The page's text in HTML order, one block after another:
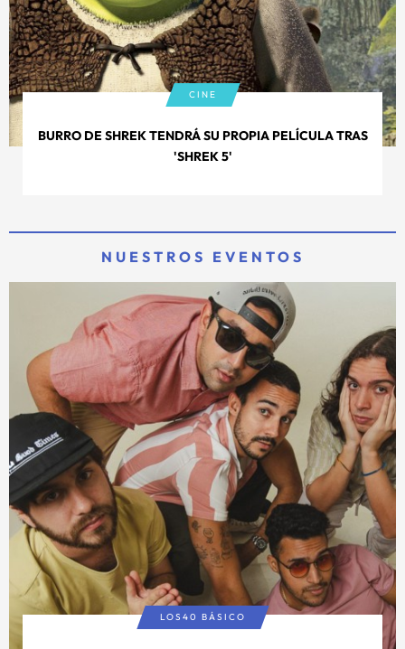
CINE
BURRO DE SHREK TENDRÁ SU PROPIA PELÍCULA TRAS
'SHREK 5'
NUESTROS EVENTOS
LOS40 BÁSICO